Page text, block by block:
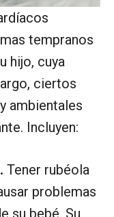
tempranos
hijo, cuya
ciertos
ambientales
Incluyen:
Tener rubéola
problemas
su bebé. Su